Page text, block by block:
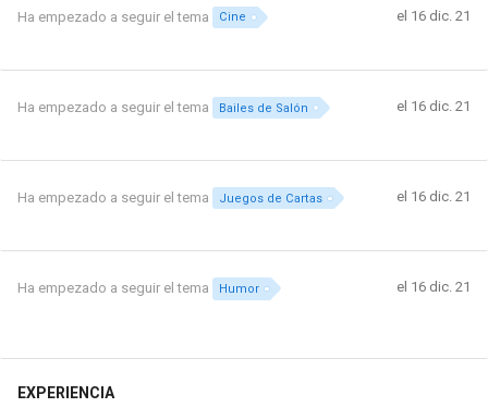
Ha empezado a seguir el tema Cine el 16 dic. 21
Ha empezado a seguir el tema Bailes de Salón el 16 dic. 21
Ha empezado a seguir el tema Juegos de Cartas el 16 dic. 21
Ha empezado a seguir el tema Humor el 16 dic. 21
EXPERIENCIA